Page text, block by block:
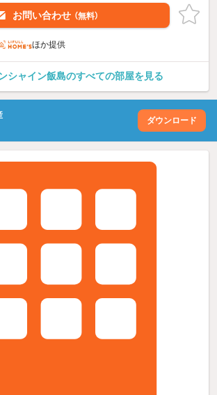
お問い合わせ （無料）
ほか提供
シャイン飯島のすべての部屋を見る
ダウンロード